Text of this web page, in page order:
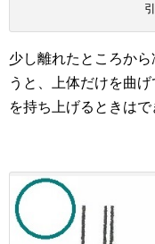
少し離れたところか
うと、上体だけを曲
を持ち上げるときは